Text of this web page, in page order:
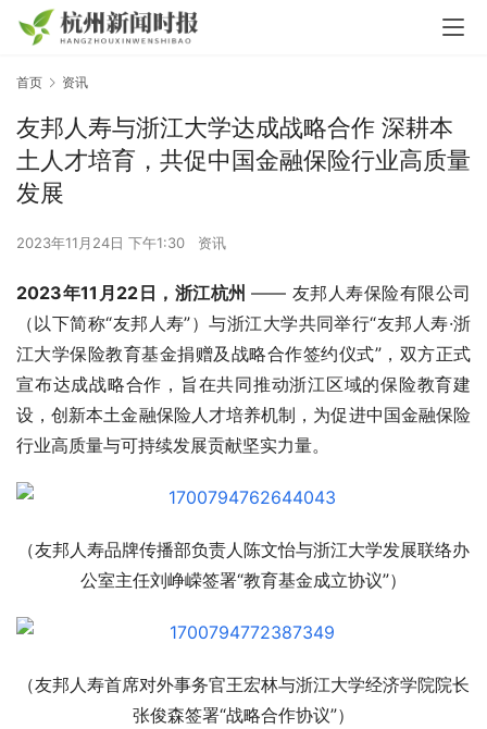
首页 资讯
友邦人寿与浙江大学达成战略合作 深耕本
土人才培育，共促中国金融保险行业高质量
发展
2023年11月24日 下午1:30 资讯
2023年11月22日 ，浙江杭州 —— 友邦人寿保险有限公司
（以下简称“友邦人寿”）与浙江大学共同举行“友邦人寿·浙
江大学保险教育基金捐赠及战略合作签约仪式”，双方正式
宣布达成战略合作，旨在共同推动浙江区域的保险教育建
设，创新本土金融保险人才培养机制，为促进中国金融保险
行业高质量与可持续发展贡献坚实力量。
（友邦人寿品牌传播部负责人陈文怡与浙江大学发展联络办
公室主任刘峥嵘签署“教育基金成立协议”）
（友邦人寿首席对外事务官王宏林与浙江大学经济学院院长
张俊森签署“战略合作协议”）